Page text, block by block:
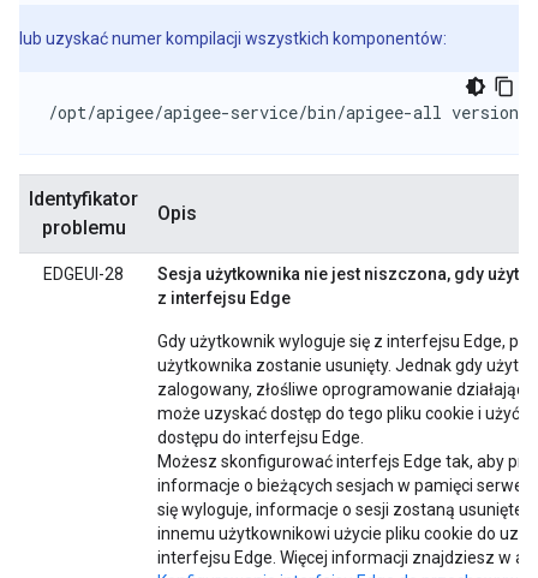
lub uzyskać numer kompilacji wszystkich komponentów:
/opt/apigee/apigee-service/bin/apigee-all version
Identyfikator
problemu
Opis
EDGEUI-28
Sesja użytkownika nie jest niszczona, gdy
z interfejsu Edge
Gdy użytkownik wyloguje się z interfejsu Edge,
użytkownika zostanie usunięty. Jednak gdy
zalogowany, złośliwe oprogramowanie
może uzyskać dostęp do tego pliku cookie i użyć
dostępu do interfejsu Edge.
Możesz skonfigurować interfejs Edge tak, aby
informacje o bieżących sesjach w pamięci
się wyloguje, informacje o sesji zostaną usunięte,
innemu użytkownikowi użycie pliku cookie do
interfejsu Edge. Więcej informacji znajdziesz w